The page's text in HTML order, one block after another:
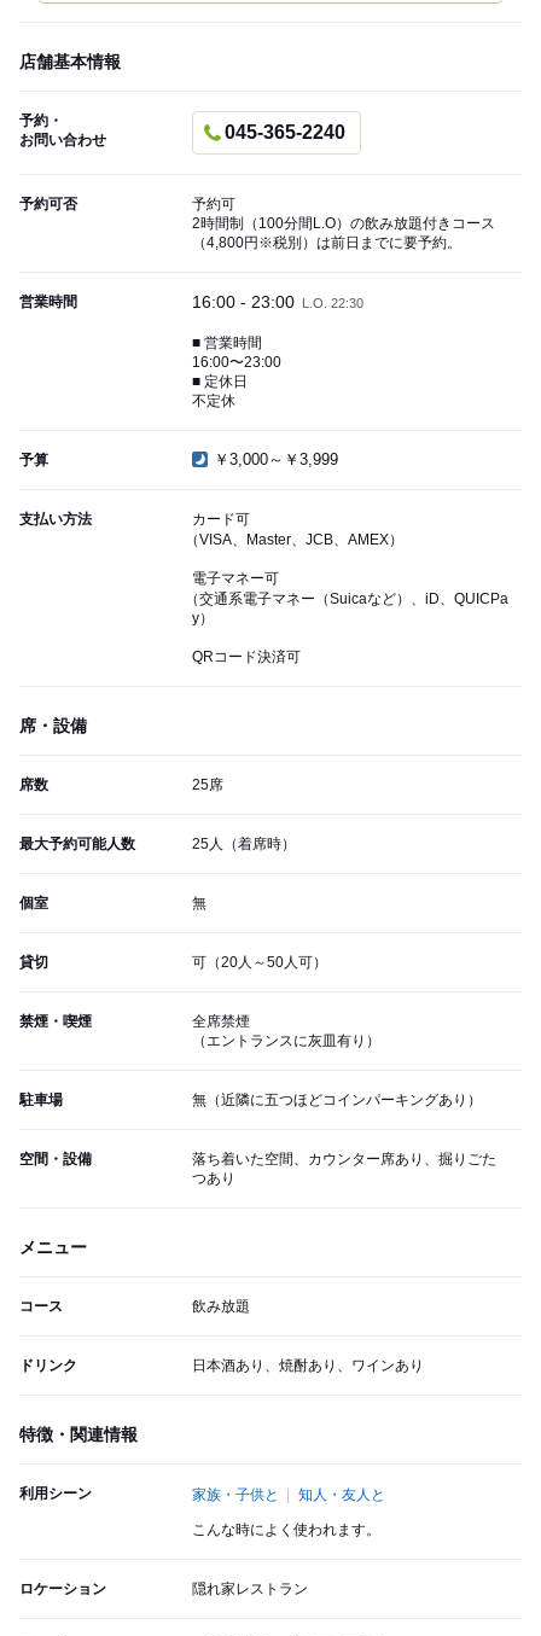
店舗基本情報
予約・
お問い合わせ
045-365-2240
予約可否
予約可
2時間制（100分間L.O）の飲み放題付きコース
（4,800円※税別）は前日までに要予約。
営業時間 16:00 - 23:00 L.O. 22:30
■ 営業時間
16:00〜23:00
■ 定休日
不定休
予算 ￥3,000～￥3,999
支払い方法
カード可
（VISA、Master、JCB、AMEX）
電子マネー可
（交通系電子マネー（Suicaなど）、iD、QUICPa
y）
QRコード決済可
席・設備
席数 25席
最大予約可能人数 25人（着席時）
個室 無
貸切 可（20人～50人可）
禁煙・喫煙
全席禁煙
（エントランスに灰皿有り）
駐車場 無（近隣に五つほどコインパーキングあり）
空間・設備
落ち着いた空間、カウンター席あり、掘りごた
つあり
メニュー
コース 飲み放題
ドリンク 日本酒あり、焼酎あり、ワインあり
特徴・関連情報
利用シーン 家族・子供と 知人・友人と
こんな時によく使われます。
ロケーション 隠れ家レストラン